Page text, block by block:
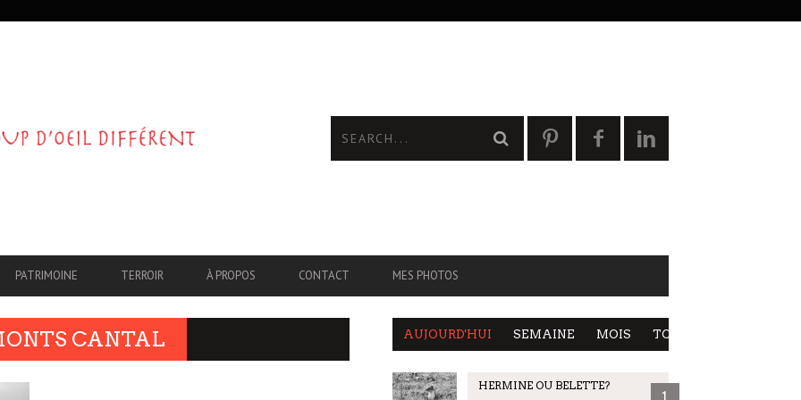
PATRIMOINE TERROIR À PROPOS CONTACT MES PHOTOS
CANTAL AUJOURD'HUI SEMAINE MOIS TOUS
HERMINE OU BELETTE?